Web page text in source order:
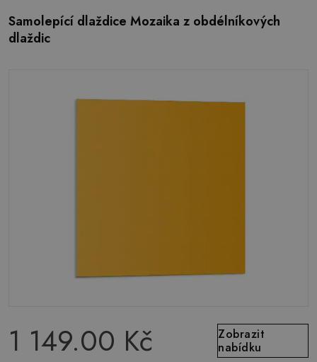
Samolepící dlaždice Mozaika z obdélníkových
dlaždic
1 149.00 Kč
Zobrazit
nabídku